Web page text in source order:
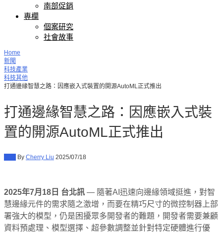
南部促銷
專欄
個案研究
社會故事
Home
新聞
科技產業
科技其他
打通邊緣智慧之路：因應嵌入式裝置的開源AutoML正式推出
打通邊緣智慧之路：因應嵌入式裝
置的開源AutoML正式推出
By Cherry Liu 2025/07/18
2025年7月 18 日 台北訊 — 隨著AI迅速向邊緣領域挺進，對智
慧邊緣元件的需求隨之激增，而要在精巧尺寸的微控制器上部
署強大的模型，仍是困擾眾多開發者的難題，開發者需要兼顧
資料預處理、模型選擇、超參數調整並針對特定硬體進行優